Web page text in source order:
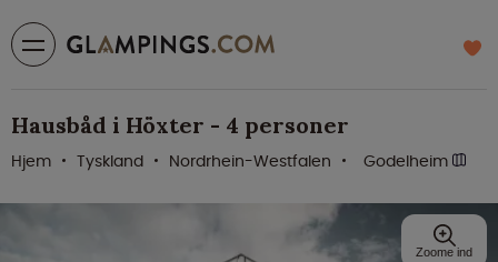
Hausbåd i Höxter - 4 personer
Hjem Tyskland Nordrhein-Westfalen Godelheim
Zoome ind